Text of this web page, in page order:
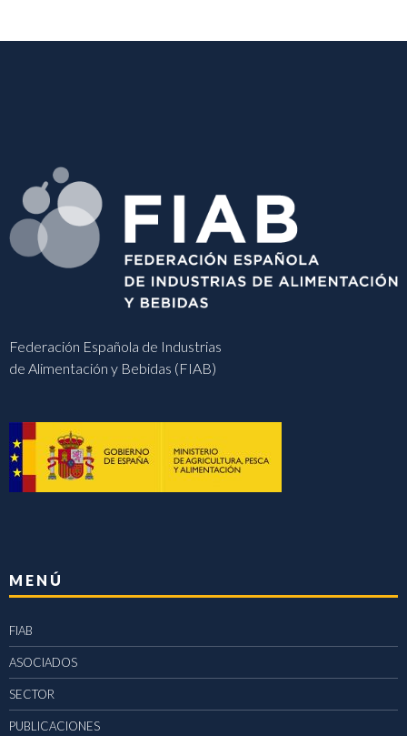
Federación Española de Industrias
de Alimentación y Bebidas (FIAB)
MENÚ
FIAB
ASOCIADOS
SECTOR
PUBLICACIONES